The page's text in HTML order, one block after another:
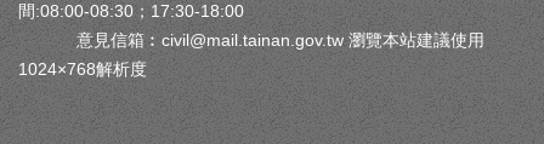
間:08:00-08:30；17:30-18:00
意見信箱︰ civil@mail.tainan.gov.tw 瀏覽本站建議使用
1024×768解析度